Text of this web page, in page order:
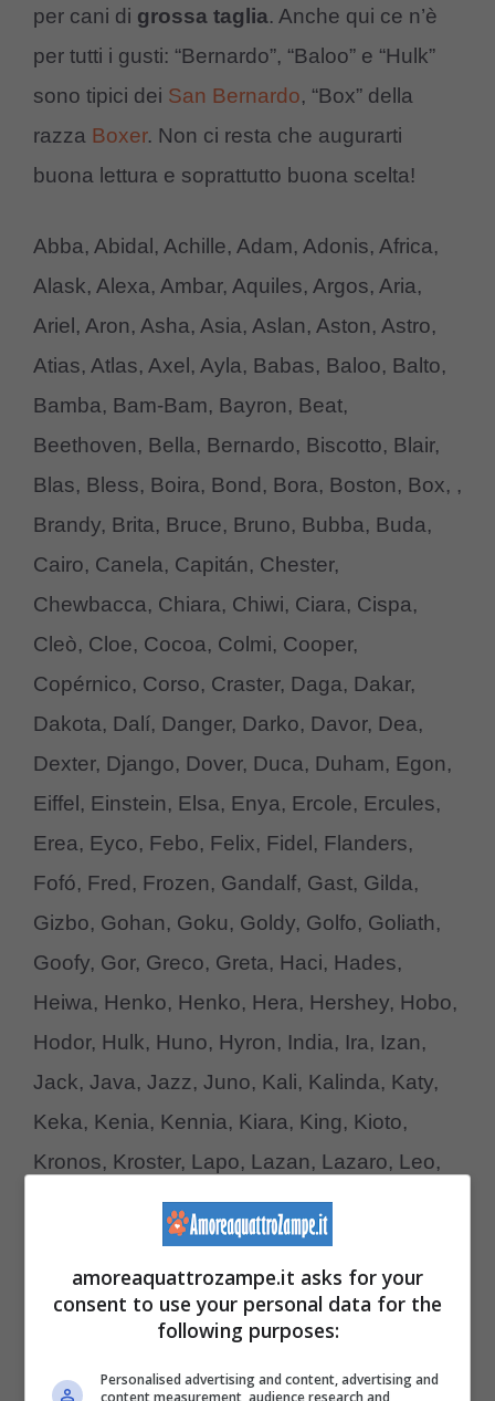
per cani di grossa taglia. Anche qui ce n’è
per tutti i gusti: “Bernardo”, “Baloo” e “Hulk”
sono tipici dei San Bernardo, “Box” della
razza Boxer. Non ci resta che augurarti
buona lettura e soprattutto buona scelta!
Abba, Abidal, Achille, Adam, Adonis, Africa,
Alask, Alexa, Ambar, Aquiles, Argos, Aria,
Ariel, Aron, Asha, Asia, Aslan, Aston, Astro,
Atias, Atlas, Axel, Ayla, Babas, Baloo, Balto,
Bamba, Bam-Bam, Bayron, Beat,
Beethoven, Bella, Bernardo, Biscotto, Blair,
Blas, Bless, Boira, Bond, Bora, Boston, Box, ,
Brandy, Brita, Bruce, Bruno, Bubba, Buda,
Cairo, Canela, Capitán, Chester,
Chewbacca, Chiara, Chiwi, Ciara, Cispa,
Cleò, Cloe, Cocoa, Colmi, Cooper,
Copérnico, Corso, Craster, Daga, Dakar,
Dakota, Dalí, Danger, Darko, Davor, Dea,
Dexter, Django, Dover, Duca, Duham, Egon,
Eiffel, Einstein, Elsa, Enya, Ercole, Ercules,
Erea, Eyco, Febo, Felix, Fidel, Flanders,
Fofó, Fred, Frozen, Gandalf, Gast, Gilda,
Gizbo, Gohan, Goku, Goldy, Golfo, Goliath,
Goofy, Gor, Greco, Greta, Haci, Hades,
Heiwa, Henko, Henko, Hera, Hershey, Hobo,
Hodor, Hulk, Huno, Hyron, India, Ira, Izan,
Jack, Java, Jazz, Juno, Kali, Kalinda, Katy,
Keka, Kenia, Kennia, Kiara, King, Kioto,
Kronos, Kroster, Lapo, Lazan, Lazaro, Leo,
Leonidas, Liam, Lisa, Lola, Lucio, Luke,
Luna, Lupo, Magno, Magnus, Malu, Mara,
Margo, Marvel, Maxi, Maya, Melva, Merlin,
Miliki, Mira, Morgan, Mufasa, Nalha, Nanuk,
amoreaquattrozampe.it asks for your
consent to use your personal data for the
following purposes:
Personalised advertising and content, advertising and
content measurement, audience research and